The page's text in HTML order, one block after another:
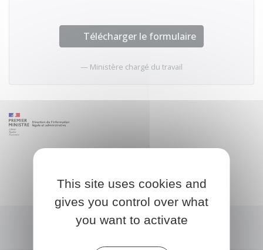
Télécharger le formulaire
Ministère chargé du travail
This site uses cookies and
gives you control over what
you want to activate